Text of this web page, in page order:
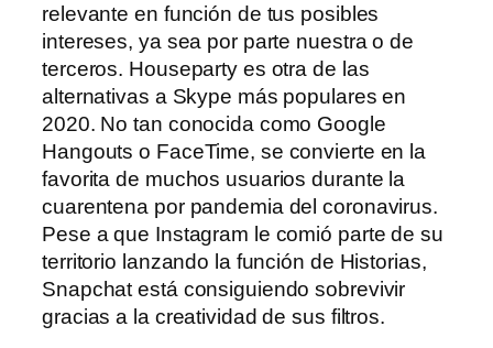
relevante en función de tus posibles
intereses, ya sea por parte nuestra o de
terceros. Houseparty es otra de las
alternativas a Skype más populares en
2020. No tan conocida como Google
Hangouts o FaceTime, se convierte en la
favorita de muchos usuarios durante la
cuarentena por pandemia del coronavirus.
Pese a que Instagram le comió parte de su
territorio lanzando la función de Historias,
Snapchat está consiguiendo sobrevivir
gracias a la creatividad de sus filtros.